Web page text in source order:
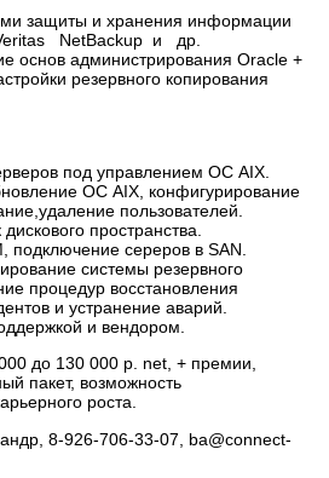
защиты и хранения информации
NetBackup и др.
основ администрирования Oracle +
резервного копирования
под управлением ОС AIX.
ОС AIX, конфигурирование
пользователей.
пространства.
подключение сереров в SAN.
системы резервного
процедур восстановления
и устранение аварий.
и вендором.
до 130 000 р. net, + премии,
пакет, возможность
роста.
8-926-706-33-07, ba@connect-